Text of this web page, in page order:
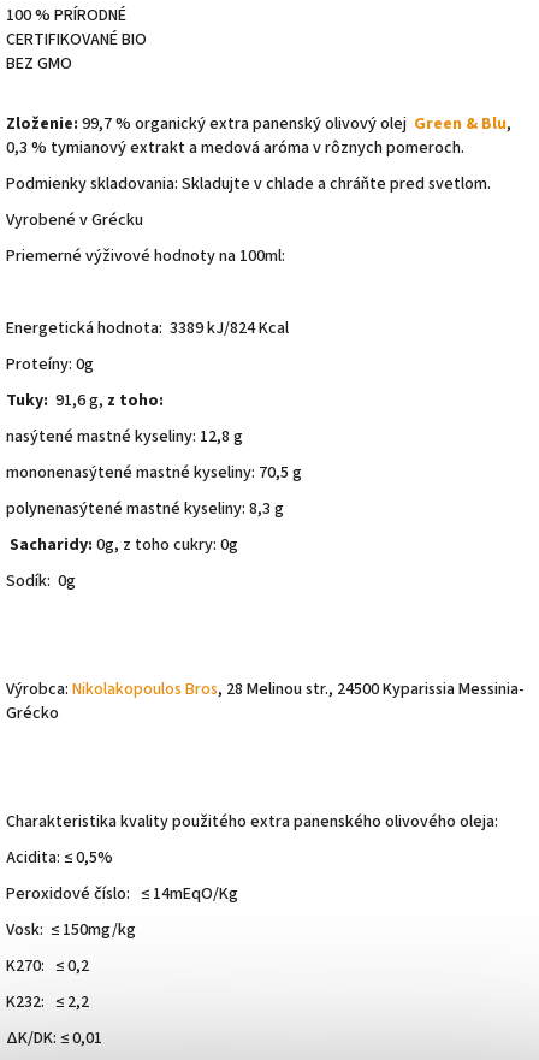
100 % PRÍRODNÉ
CERTIFIKOVANÉ BIO
BEZ GMO
Zloženie: 99,7 % organický extra panenský olivový olej Green & Blu,
0,3 % tymianový extrakt a medová aróma v rôznych pomeroch.
Podmienky skladovania: Skladujte v chlade a chráňte pred svetlom.
Vyrobené v Grécku
Priemerné výživové hodnoty na 100ml:
Energetická hodnota: 3389 kJ/824 Kcal
Proteíny: 0g
Tuky: 91,6 g, z toho:
nasýtené mastné kyseliny: 12,8 g
mononenasýtené mastné kyseliny: 70,5 g
polynenasýtené mastné kyseliny: 8,3 g
Sacharidy: 0g, z toho cukry: 0g
Sodík: 0g
Výrobca: Nikolakopoulos Bros, 28 Melinou str., 24500 Kyparissia Messinia-
Grécko
Charakteristika kvality použitého extra panenského olivového oleja:
Acidita: ≤ 0,5%
Peroxidové číslo: ≤ 14mEqO/Kg
Vosk: ≤ 150mg/kg
K270: ≤ 0,2
K232: ≤ 2,2
ΔΚ/DK: ≤ 0,01